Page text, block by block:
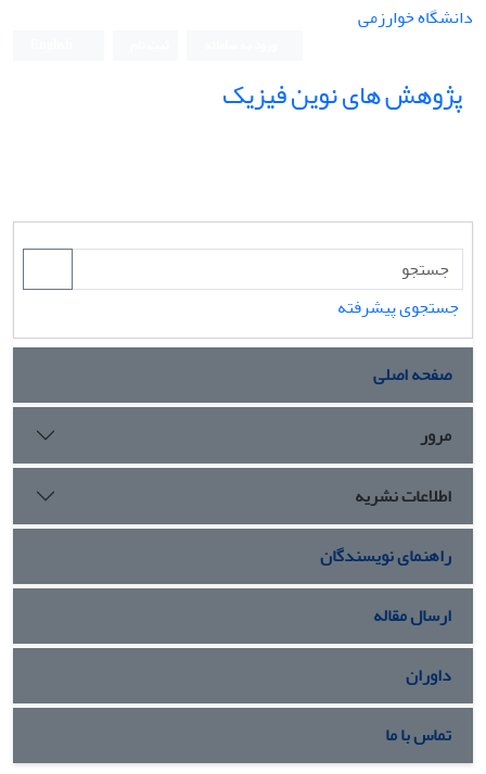
دانشگاه خوارزمی
پژوهش های نوین فیزیک
جستجوی پیشرفته
صفحه اصلی
مرور
اطلاعات نشریه
راهنمای نویسندگان
ارسال مقاله
داوران
تماس با ما